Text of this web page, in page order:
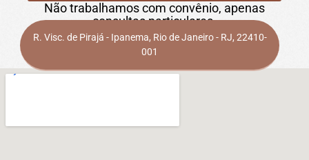
Não trabalhamos com convênio, apenas
consultas particulares.
R. Visc. de Pirajá - Ipanema, Rio de Janeiro - RJ, 22410-
001